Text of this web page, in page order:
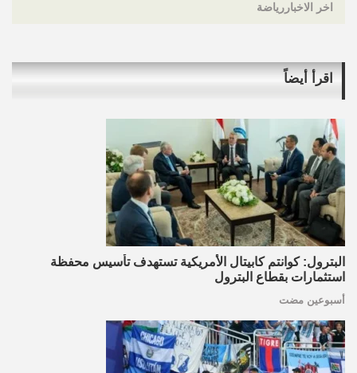
اخر الاخباررياضة
اقرأ أيضاً
البترول: كوانتم كابيتال الأمريكية تستهدف تأسيس محفظة
استثمارات بقطاع البترول
أسبوعين مضت